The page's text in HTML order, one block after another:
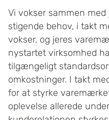
Vi vokser sammen
stigende behov, i takt
vokser, og jeres
nystartet virksomhed
tilgængeligt
omkostninger. I takt
for at styrke
oplevelse allerede